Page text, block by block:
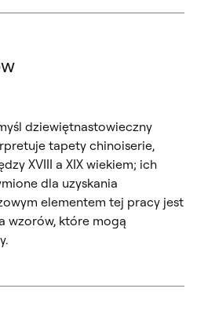
dziewiętnastowieczny
tapety chinoiserie,
XVIII a XIX wiekiem; ich
dla uzyskania
elementem tej pracy jest
wzorów, które mogą